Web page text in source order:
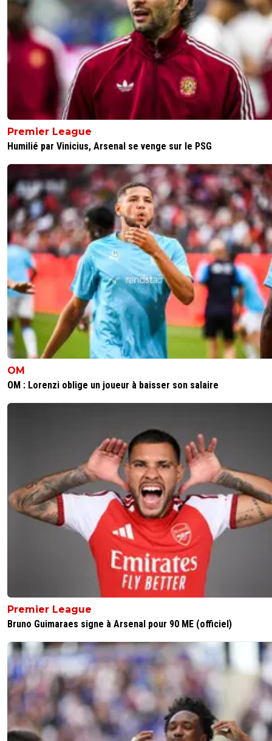
Premier League
Humilié par Vinicius, Arsenal se venge sur le PSG
OM
OM : Lorenzi oblige un joueur à baisser son salaire
Premier League
Bruno Guimaraes signe à Arsenal pour 90 ME (officiel)